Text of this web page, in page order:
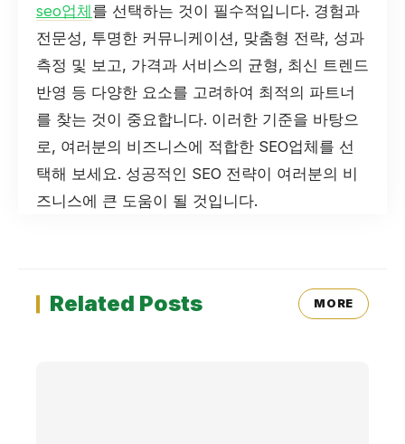
seo업체를 선택하는 것이 필수적입니다. 경험과
전문성, 투명한 커뮤니케이션, 맞춤형 전략, 성과
측정 및 보고, 가격과 서비스의 균형, 최신 트렌드
반영 등 다양한 요소를 고려하여 최적의 파트너
를 찾는 것이 중요합니다. 이러한 기준을 바탕으
로, 여러분의 비즈니스에 적합한 SEO업체를 선
택해 보세요. 성공적인 SEO 전략이 여러분의 비
즈니스에 큰 도움이 될 것입니다.
Related Posts MORE